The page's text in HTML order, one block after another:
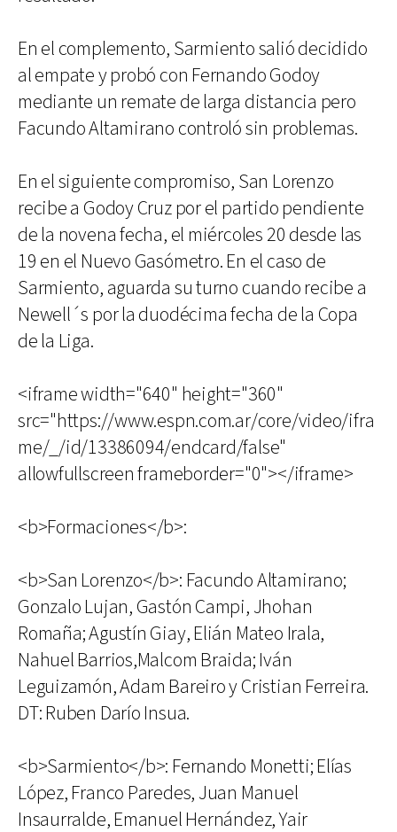
En el complemento, Sarmiento salió decidido
al empate y probó con Fernando Godoy
mediante un remate de larga distancia pero
Facundo Altamirano controló sin problemas.
En el siguiente compromiso, San Lorenzo
recibe a Godoy Cruz por el partido pendiente
de la novena fecha, el miércoles 20 desde las
19 en el Nuevo Gasómetro. En el caso de
Sarmiento, aguarda su turno cuando recibe a
Newell´s por la duodécima fecha de la Copa
de la Liga.
<iframe width="640" height="360"
src="https://www.espn.com.ar/core/video/ifra
me/_/id/13386094/endcard/false"
allowfullscreen frameborder="0"></iframe>
<b>Formaciones</b>:
<b>San Lorenzo</b>: Facundo Altamirano;
Gonzalo Lujan, Gastón Campi, Jhohan
Romaña; Agustín Giay, Elián Mateo Irala,
Nahuel Barrios,Malcom Braida; Iván
Leguizamón, Adam Bareiro y Cristian Ferreira.
DT: Ruben Darío Insua.
<b>Sarmiento</b>: Fernando Monetti; Elías
López, Franco Paredes, Juan Manuel
Insaurralde, Emanuel Hernández, Yair